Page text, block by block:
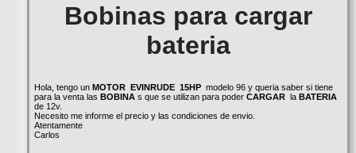
Bobinas para cargar
bateria
Hola, tengo un MOTOR EVINRUDE 15HPmodelo 96 y queria saber si tiene
para la venta las BOBINAs que se utilizan para poder CARGARla BATERIA
de 12v.
Necesito me informe el precio y las condiciones de envio.
Atentamente
Carlos